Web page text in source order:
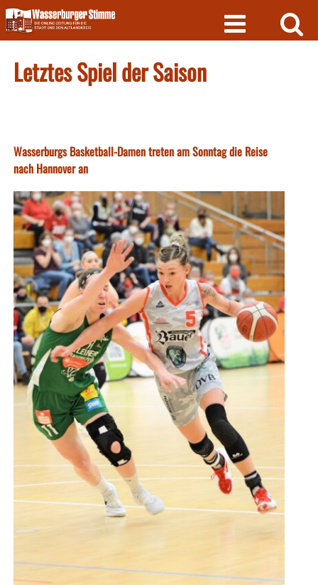
Skip
to
content
Letztes Spiel der Saison
Wasserburgs Basketball-Damen treten am Sonntag die Reise
nach Hannover an